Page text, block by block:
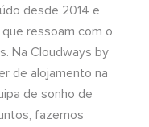
desde 2014 e
ressoam com o
Na Cloudways by
de alojamento na
de sonho de
fazemos